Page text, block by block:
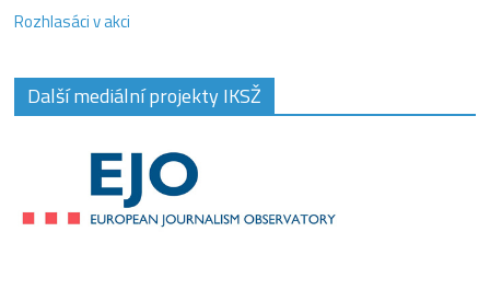
Rozhlasáci v akci
Další mediální projekty IKSŽ